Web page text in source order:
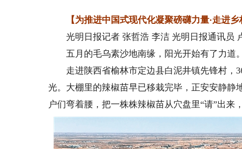
【为推进中国式现代化凝聚磅礴力量·走进乡
光明日报记者 张哲浩 李洁 光明日报通讯员
五月的毛乌素沙地南缘，阳光开始有了力道。
走进陕西省榆林市定边县白泥井镇先锋村，
光。大棚里的辣椒苗早已移栽完毕，正安安静
户们弯着腰，把一株株辣椒苗从穴盘里“请”出来